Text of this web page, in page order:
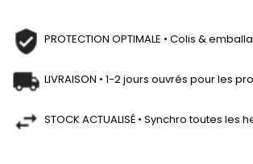
PROTECTION OPTIMALE • Colis &
LIVRAISON • 1-2 jours ouvrés pour les
STOCK ACTUALISÉ • Synchro toutes les